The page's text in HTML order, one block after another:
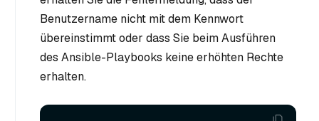
Benutzername nicht mit dem Kennwort
übereinstimmt oder dass Sie beim Ausführen
des Ansible-Playbooks keine erhöhten Rechte
erhalten.